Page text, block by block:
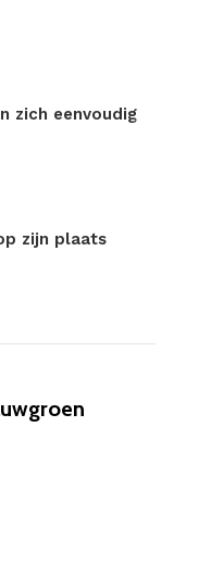
zich eenvoudig
zijn plaats